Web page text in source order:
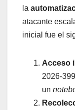
la
atacante
inicial fue el
Acceso
2026-
un